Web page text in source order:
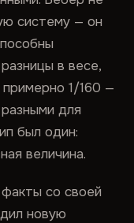
систему — он
в весе,
1/160 —
для
был один:
величина.
со своей
новую